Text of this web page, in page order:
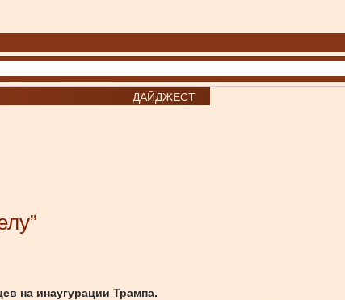
ДАЙДЖЕСТ
на инаугурации Трампа.